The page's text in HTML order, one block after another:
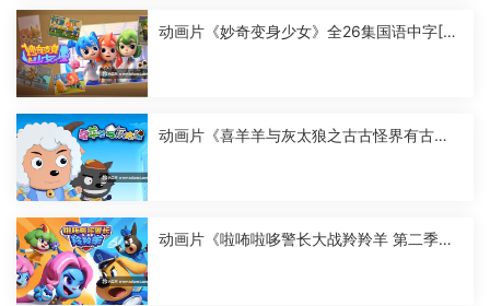
动画片《妙奇变身少女》全26集国语中字[10
动画片《喜羊羊与灰太狼之古古怪界有古
动画片《啦咘啦哆警长大战羚羚羊 第二季》